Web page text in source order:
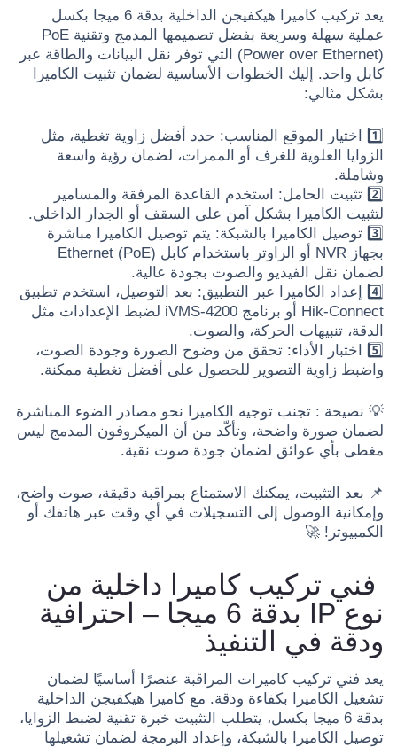
يعد تركيب كاميرا هيكفيجن الداخلية بدقة 6 ميجا بكسل
عملية سهلة وسريعة بفضل تصميمها المدمج وتقنية PoE
(Power over Ethernet) التي توفر نقل البيانات والطاقة عبر
كابل واحد. إليك الخطوات الأساسية لضمان تثبيت الكاميرا
بشكل مثالي:
1️⃣ اختيار الموقع المناسب: حدد أفضل زاوية تغطية، مثل
الزوايا العلوية للغرف أو الممرات، لضمان رؤية واسعة
وشاملة.
2️⃣ تثبيت الحامل: استخدم القاعدة المرفقة والمسامير
لتثبيت الكاميرا بشكل آمن على السقف أو الجدار الداخلي.
3️⃣ توصيل الكاميرا بالشبكة: يتم توصيل الكاميرا مباشرة
بجهاز NVR أو الراوتر باستخدام كابل Ethernet (PoE)
لضمان نقل الفيديو والصوت بجودة عالية.
4️⃣ إعداد الكاميرا عبر التطبيق: بعد التوصيل، استخدم تطبيق
Hik-Connect أو برنامج iVMS-4200 لضبط الإعدادات مثل
الدقة، تنبيهات الحركة، والصوت.
5️⃣ اختبار الأداء: تحقق من وضوح الصورة وجودة الصوت،
واضبط زاوية التصوير للحصول على أفضل تغطية ممكنة.
💡 نصيحة : تجنب توجيه الكاميرا نحو مصادر الضوء المباشرة
لضمان صورة واضحة، وتأكّد من أن الميكروفون المدمج ليس
مغطى بأي عوائق لضمان جودة صوت نقية.
📌 بعد التثبيت، يمكنك الاستمتاع بمراقبة دقيقة، صوت واضح،
وإمكانية الوصول إلى التسجيلات في أي وقت عبر هاتفك أو
الكمبيوتر! 🚀
فني تركيب كاميرا داخلية من
نوع IP بدقة 6 ميجا – احترافية
ودقة في التنفيذ
يعد فني تركيب كاميرات المراقبة عنصرًا أساسيًا لضمان
تشغيل الكاميرا بكفاءة ودقة. مع كاميرا هيكفيجن الداخلية
بدقة 6 ميجا بكسل، يتطلب التثبيت خبرة تقنية لضبط الزوايا،
توصيل الكاميرا بالشبكة، وإعداد البرمجة لضمان تشغيلها